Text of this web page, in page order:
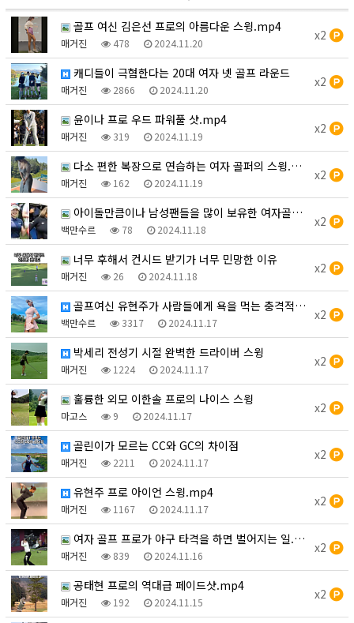
골프 여신 김은선 프로의 아름다운 스윙.mp4
매거진 478 2024.11.20
x2
캐디들이 극혐한다는 20대 여자 넷 골프 라운드
매거진 2866 2024.11.20
x2
윤이나 프로 우드 파워풀 샷.mp4
매거진 319 2024.11.19
x2
다소 편한 복장으로 연습하는 여자 골퍼의 스윙.mp4
매거진 162 2024.11.19
x2
아이돌만큼이나 남성팬들을 많이 보유한 여자골퍼TOP3에 대…
백만수르 78 2024.11.18
x2
너무 후해서 컨시드 받기가 너무 민망한 이유
매거진 26 2024.11.18
x2
골프여신 유현주가 사람들에게 욕을 먹는 충격적인 이유.mp…
백만수르 3317 2024.11.17
x2
박세리 전성기 시절 완벽한 드라이버 스윙
매거진 1224 2024.11.17
x2
훌륭한 외모 이한솔 프로의 나이스 스윙
마고스 9 2024.11.17
x2
골린이가 모르는 CC와 GC의 차이점
매거진 2211 2024.11.17
x2
유현주 프로 아이언 스윙.mp4
매거진 1167 2024.11.17
x2
여자 골프 프로가 야구 타격을 하면 벌어지는 일.mp4
매거진 839 2024.11.16
x2
공태현 프로의 역대급 페이드샷.mp4
매거진 192 2024.11.15
x2